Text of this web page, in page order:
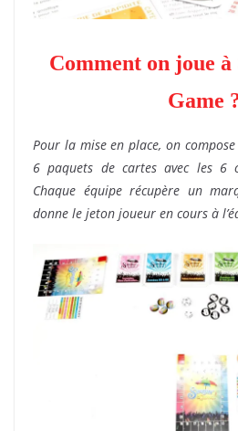
Comment on joue à
Game
Pour la mise en place, on
6 paquets de cartes avec les 6
Chaque équipe récupère un
donne le jeton joueur en cours à